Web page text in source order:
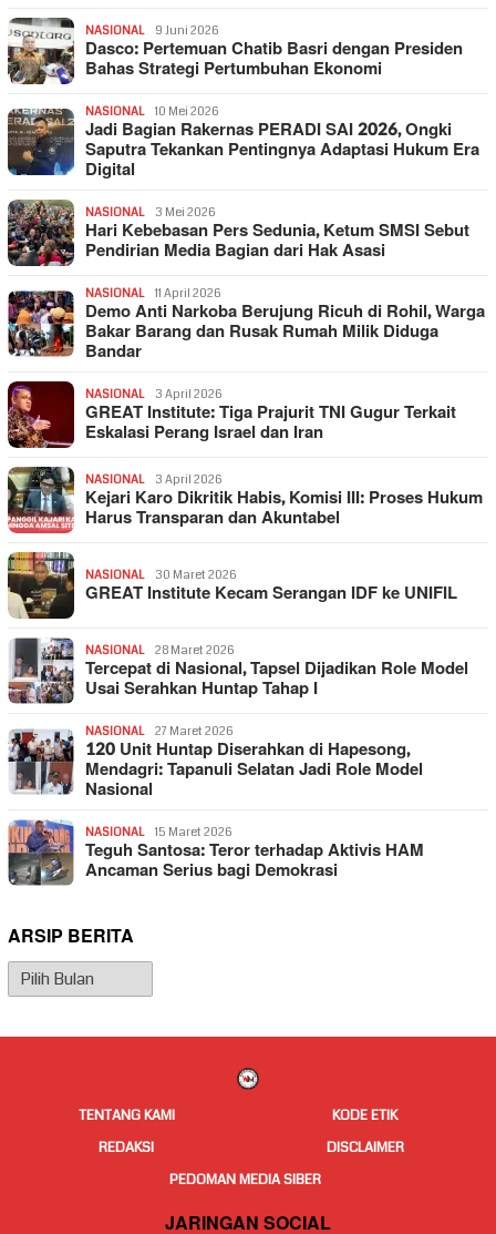
NASIONAL 9 Juni 2026
Dasco: Pertemuan Chatib Basri dengan Presiden
Bahas Strategi Pertumbuhan Ekonomi
NASIONAL 10 Mei 2026
Jadi Bagian Rakernas PERADI SAI 2026, Ongki
Saputra Tekankan Pentingnya Adaptasi Hukum Era
Digital
NASIONAL 3 Mei 2026
Hari Kebebasan Pers Sedunia, Ketum SMSI Sebut
Pendirian Media Bagian dari Hak Asasi
NASIONAL 11 April 2026
Demo Anti Narkoba Berujung Ricuh di Rohil, Warga
Bakar Barang dan Rusak Rumah Milik Diduga
Bandar
NASIONAL 3 April 2026
GREAT Institute: Tiga Prajurit TNI Gugur Terkait
Eskalasi Perang Israel dan Iran
NASIONAL 3 April 2026
Kejari Karo Dikritik Habis, Komisi III: Proses Hukum
Harus Transparan dan Akuntabel
NASIONAL 30 Maret 2026
GREAT Institute Kecam Serangan IDF ke UNIFIL
NASIONAL 28 Maret 2026
Tercepat di Nasional, Tapsel Dijadikan Role Model
Usai Serahkan Huntap Tahap I
NASIONAL 27 Maret 2026
120 Unit Huntap Diserahkan di Hapesong,
Mendagri: Tapanuli Selatan Jadi Role Model
Nasional
NASIONAL 15 Maret 2026
Teguh Santosa: Teror terhadap Aktivis HAM
Ancaman Serius bagi Demokrasi
ARSIP BERITA
Arsip
Berita
TENTANG KAMI
KODE ETIK
REDAKSI
DISCLAIMER
PEDOMAN MEDIA SIBER
JARINGAN SOCIAL